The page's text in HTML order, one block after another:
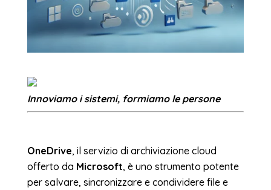
Innoviamo i sistemi, formiamo le persone
OneDrive, il servizio di archiviazione cloud
offerto da Microsoft, è uno strumento potente
per salvare, sincronizzare e condividere file e